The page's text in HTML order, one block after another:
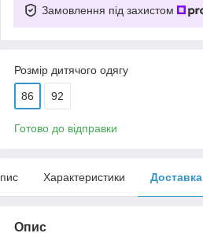
Замовлення під захистом
Розмір дитячого одягу
86 92
Готово до відправки
Характеристики Доставка
Опис